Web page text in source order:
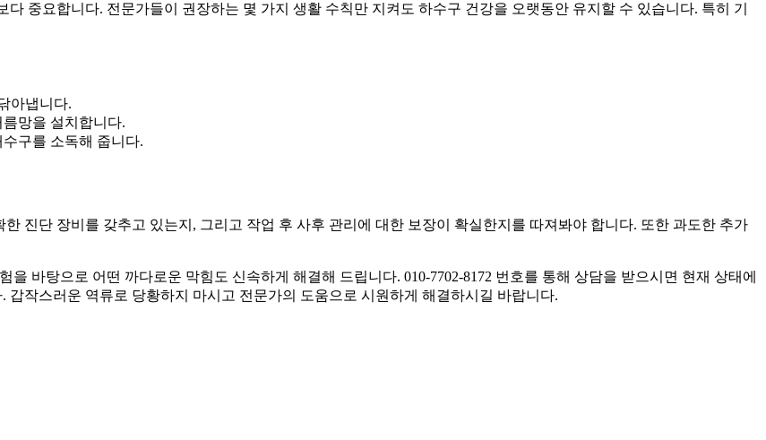
중요합니다. 전문가들이 권장하는 몇 가지 생활 수칙만 지켜도 하수구 건강을 오랫동안 유지할 수 있습니다. 특히 기
아냅니다.
망을 설치합니다.
구를 소독해 줍니다.
진단 장비를 갖추고 있는지, 그리고 작업 후 사후 관리에 대한 보장이 확실한지를 따져봐야 합니다. 또한 과도한 추가
바탕으로 어떤 까다로운 막힘도 신속하게 해결해 드립니다. 010-7702-8172 번호를 통해 상담을 받으시면 현재 상태에
작스러운 역류로 당황하지 마시고 전문가의 도움으로 시원하게 해결하시길 바랍니다.